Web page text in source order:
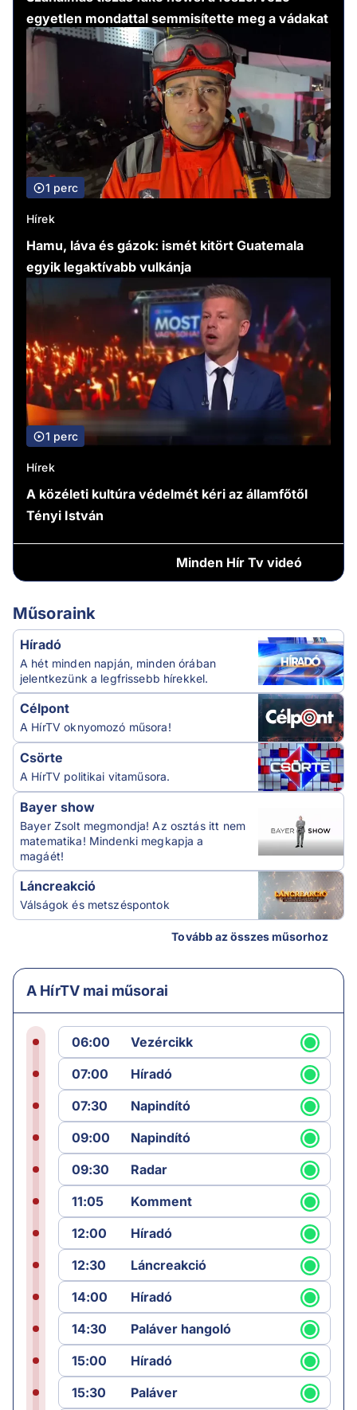
egyetlen mondattal semmisítette meg a vádakat
1 perc
Hírek
Hamu, láva és gázok: ismét kitört Guatemala
egyik legaktívabb vulkánja
1 perc
Hírek
A közéleti kultúra védelmét kéri az államfőtől
Tényi István
Minden Hír Tv videó
Műsoraink
Híradó
A hét minden napján, minden órában
jelentkezünk a legfrissebb hírekkel.
Célpont
A HírTV oknyomozó műsora!
Csörte
A HírTV politikai vitaműsora.
Bayer show
Bayer Zsolt megmondja! Az osztás itt nem
matematika! Mindenki megkapja a
magáét!
Láncreakció
Válságok és metszéspontok
Tovább az összes műsorhoz
A HírTV mai műsorai
06:00
Vezércikk
07:00
Híradó
07:30
Napindító
09:00
Napindító
09:30
Radar
11:05
Komment
12:00
Híradó
12:30
Láncreakció
14:00
Híradó
14:30
Paláver hangoló
15:00
Híradó
15:30
Paláver